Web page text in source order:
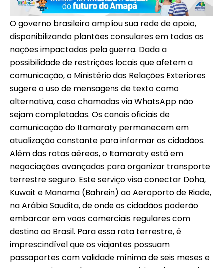
O governo brasileiro ampliou sua rede de apoio,
disponibilizando plantões consulares em todas as
nações impactadas pela guerra. Dada a
possibilidade de restrições locais que afetem a
comunicação, o Ministério das Relações Exteriores
sugere o uso de mensagens de texto como
alternativa, caso chamadas via WhatsApp não
sejam completadas. Os canais oficiais de
comunicação do Itamaraty permanecem em
atualização constante para informar os cidadãos.
Além das rotas aéreas, o Itamaraty está em
negociações avançadas para organizar transporte
terrestre seguro. Este serviço visa conectar Doha,
Kuwait e Manama (Bahrein) ao Aeroporto de Riade,
na Arábia Saudita, de onde os cidadãos poderão
embarcar em voos comerciais regulares com
destino ao Brasil. Para essa rota terrestre, é
imprescindível que os viajantes possuam
passaportes com validade mínima de seis meses e